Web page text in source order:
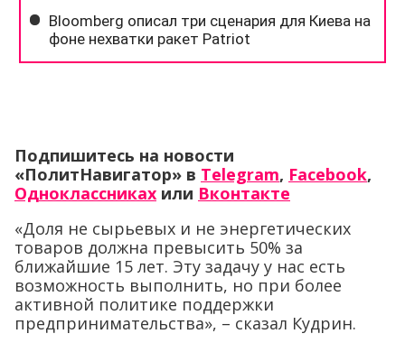
Подпишитесь на новости
«ПолитНавигатор» в Telegram, Facebook,
Одноклассниках или Вконтакте
«Доля не сырьевых и не энергетических
товаров должна превысить 50% за
ближайшие 15 лет. Эту задачу у нас есть
возможность выполнить, но при более
активной политике поддержки
предпринимательства», – сказал Кудрин.